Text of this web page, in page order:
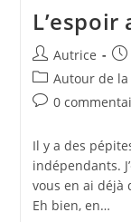
L’espoir
Auteur/autrice
de
la
publication :
Autrice
Post
category:
Autour de
Commentaires
la
publication :
0
Il y a des
indépendants.
vous en ai déjà
Eh bien, en…